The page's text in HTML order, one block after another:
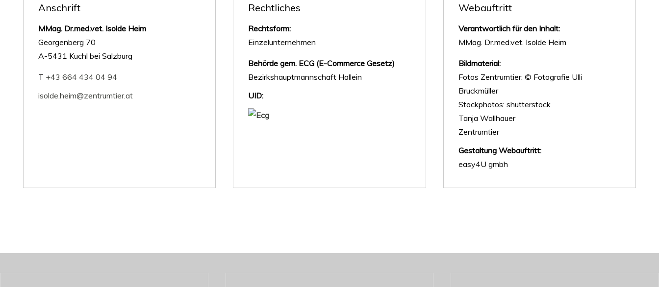
Anschrift
MMag. Dr.med.vet. Isolde Heim
Georgenberg 70
A-5431 Kuchl bei Salzburg
T +43 664 434 04 94
isolde.heim@zentrumtier.at
Rechtliches
Rechtsform:
Einzelunternehmen
Behörde gem. ECG (E-Commerce Gesetz)
Bezirkshauptmannschaft Hallein
UID:
Webauftritt
Verantwortlich für den Inhalt:
MMag. Dr.med.vet. Isolde Heim
Bildmaterial:
Fotos Zentrumtier: © Fotografie Ulli
Bruckmüller
Stockphotos: shutterstock
Tanja Wallhauer
Zentrumtier
Gestaltung Webauftritt:
easy4U gmbh